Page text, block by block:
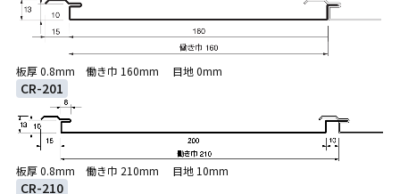
板厚 0.8mm 働き巾 160mm 目地 0mm
CR-201
板厚 0.8mm 働き巾 210mm 目地 10mm
CR-210